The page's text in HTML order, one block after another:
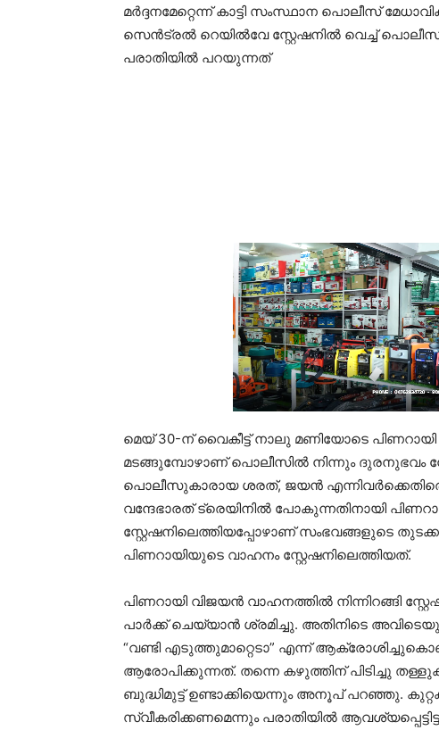
മർദ്ദനമേറ്റെന്ന് കാട്ടി സംസ്ഥാന പൊലീസ്
സെൻട്രൽ റെയിൽവേ സ്റ്റേഷനിൽ വെച്ച് പൊലീസ്
പരാതിയിൽ പറയുന്നത്
മെയ് 30-ന് വൈകീട്ട് നാലു മണിയോടെ പിണറായി
മടങ്ങുമ്പോഴാണ് പൊലീസിൽ നിന്നും ദുരനുഭവം
പൊലീസുകാരായ ശരത്, ജയൻ
വന്ദേഭാരത് ട്രെയിനിൽ പോകുന്നതിനായി
സ്റ്റേഷനിലെത്തിയപ്പോഴാണ് സംഭവങ്ങളുടെ
പിണറായിയുടെ വാഹനം സ്റ്റേഷനിലെത്തിയത്.
പിണറായി വിജയൻ വാഹനത്തിൽ നിന്നിറങ്ങി
പാർക്ക് ചെയ്യാൻ ശ്രമിച്ചു. അതിനിടെ
“വണ്ടി എടുത്തുമാറ്റെടാ” എന്ന്
ആരോപിക്കുന്നത്. തന്നെ കഴുത്തിന് പിടിച്ചു
ബുദ്ധിമുട്ട് ഉണ്ടാക്കിയെന്നും അനൂപ് പറഞ്ഞു.
സ്വീകരിക്കണമെന്നും പരാതിയിൽ